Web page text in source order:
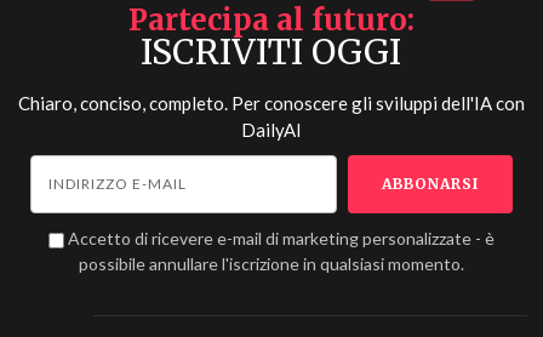
Partecipa al futuro
ISCRIVITI OGGI
Chiaro, conciso, completo. Per conoscere gli sviluppi dell'IA con
DailyAI
Accetto di ricevere e-mail di marketing personalizzate - è
possibile annullare l'iscrizione in qualsiasi momento.